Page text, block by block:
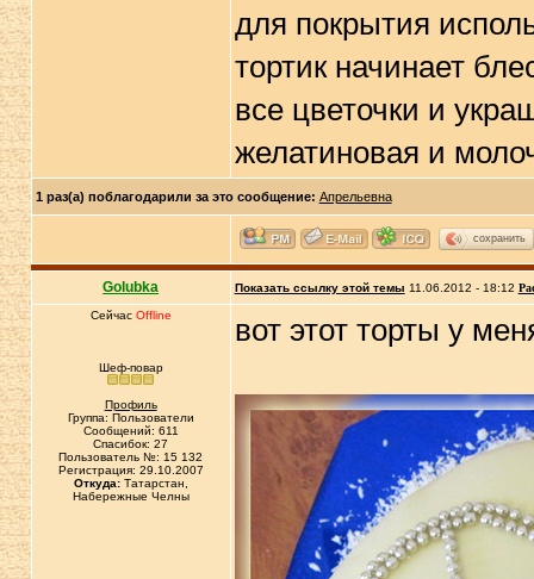
для покрытия
тортик начинает
все цветочки и
желатиновая и
1 раз(а) поблагодарили за это сообщение: Апрельевна
сохранить
Golubka Показать ссылку этой темы 11.06.2012 - 18:12
Сейчас Offline
Шеф-повар
Профиль
Группа: Пользователи
Сообщений: 611
Спасибок: 27
Пользователь №: 15 132
Регистрация: 29.10.2007
Откуда:Татарстан,
Набережные Челны
вот этот торты у